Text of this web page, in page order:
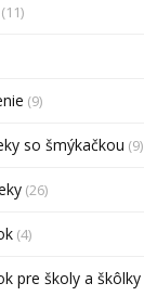
(11)
(9)
so šmýkačkou (9)
(26)
(4)
pre školy a škôlky